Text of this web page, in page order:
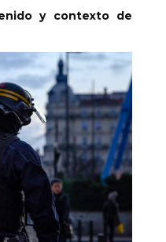
y contexto de